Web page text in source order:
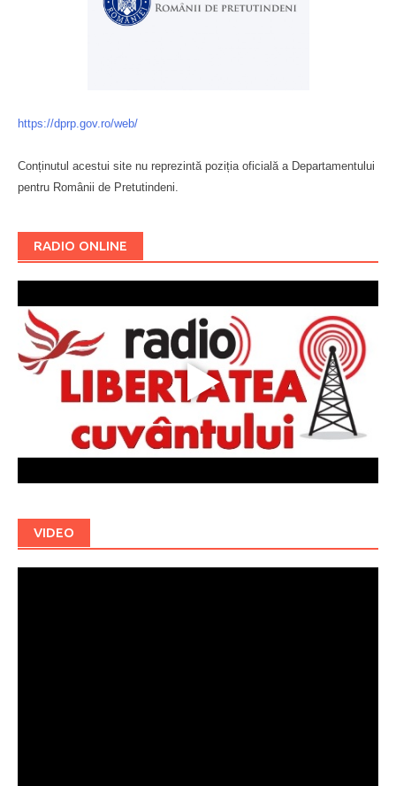
https://dprp.gov.ro/web/
Conținutul acestui site nu reprezintă poziția oficială a Departamentului
pentru Românii de Pretutindeni.
RADIO ONLINE
VIDEO